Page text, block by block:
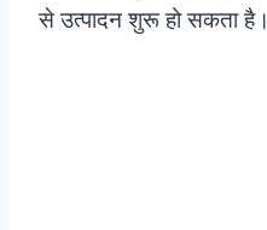
से उत्पादन शुरू हो सकता है।